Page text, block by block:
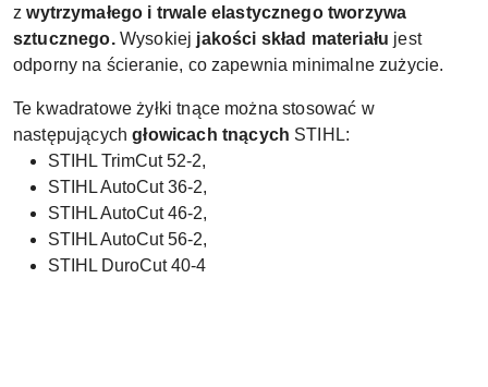
z wytrzymałego i trwale elastycznego tworzywa
sztucznego. Wysokiej jakości skład materiału jest
odporny na ścieranie, co zapewnia minimalne zużycie.
Te kwadratowe żyłki tnące można stosować w
następujących głowicach tnących STIHL:
STIHL TrimCut 52-2,
STIHL AutoCut 36-2,
STIHL AutoCut 46-2,
STIHL AutoCut 56-2,
STIHL DuroCut 40-4